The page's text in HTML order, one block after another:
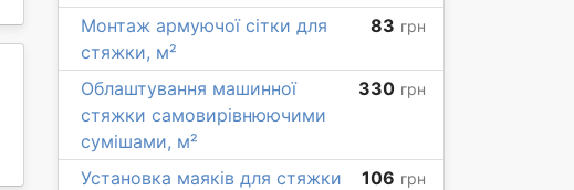
Монтаж армуючої сітки для
стяжки, м²
83 грн
Облаштування машинної
стяжки самовирівнюючими
сумішами, м²
330 грн
Установка маяків для стяжки
106 грн